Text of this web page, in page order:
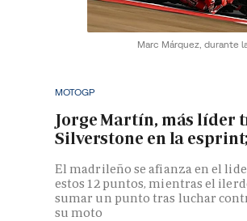
Marc Márquez, durante
MOTOGP
Jorge Martín, más líder
Silverstone en la
El madrileño se afianza en el
estos 12 puntos, mientras el
sumar un punto tras luchar
su moto